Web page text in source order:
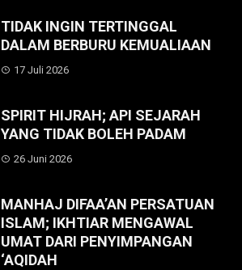
TIDAK INGIN TERTINGGAL
DALAM BERBURU KEMUALIAAN
17 Juli 2026
SPIRIT HIJRAH; API SEJARAH
YANG TIDAK BOLEH PADAM
26 Juni 2026
MANHAJ DIFAA’AN PERSATUAN
ISLAM; IKHTIAR MENGAWAL
UMAT DARI PENYIMPANGAN
‘AQIDAH